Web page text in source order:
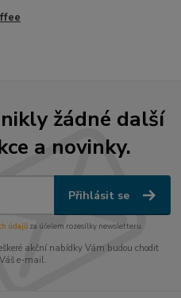
žádné další
a novinky.
Přihlásit se
údajůza účelem rozesílky newsletteru.
akční nabídky Vám budou chodit
e-mail.